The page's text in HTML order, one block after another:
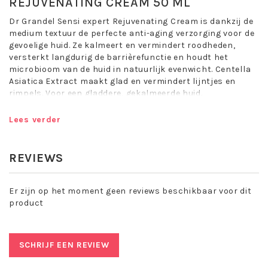
Dr Grandel Sensi expert Rejuvenating Cream is dankzij de
medium textuur de perfecte anti-aging verzorging voor de
gevoelige huid. Ze kalmeert en vermindert roodheden,
versterkt langdurig de barrièrefunctie en houdt het
microbioom van de huid in natuurlijk evenwicht. Centella
Asiatica Extract maakt glad en vermindert lijntjes en
rimpels. Voor een gladdere, gekalmeerde huid.
Jeuk verlichten
Versterken en beschermen
Regenereren
Zonder parfum
Rejuvenating Cream:
Lees verder
REVIEWS
Er zijn op het moment geen reviews beschikbaar voor dit
product
SCHRIJF EEN REVIEW